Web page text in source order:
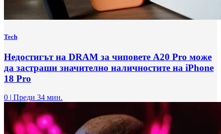
Tech
Недостигът на DRAM за чиповете A20 Pro може
да застраши значително наличностите на iPhone
18 Pro
0 | Преди 34 мин.